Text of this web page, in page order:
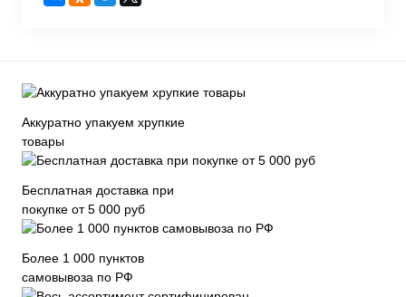
Аккуратно упакуем хрупкие
товары
Бесплатная доставка при
покупке от 5 000 руб
Более 1 000 пунктов
самовывоза по РФ